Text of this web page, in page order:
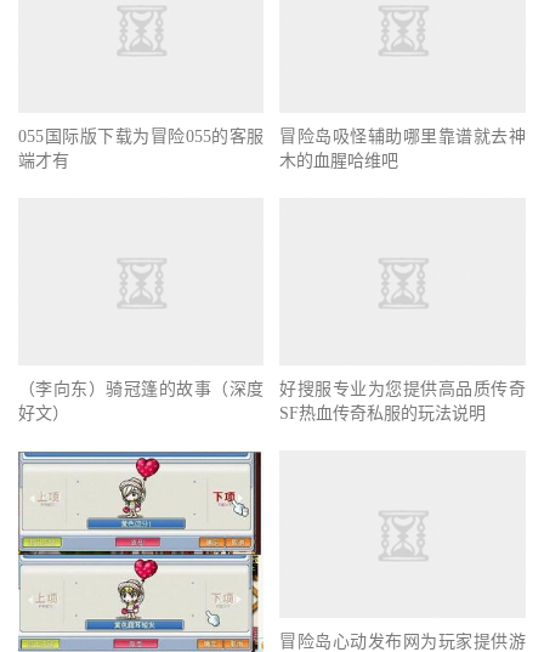
055国际版下载为冒险055的客服
端才有
冒险岛吸怪辅助哪里靠谱就去神
木的血腥哈维吧
（李向东）骑冠篷的故事（深度
好文）
好搜服专业为您提供高品质传奇
SF热血传奇私服的玩法说明
冒险岛心动发布网为玩家提供游